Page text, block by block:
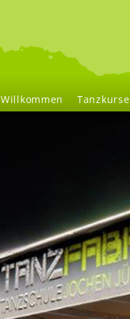
Navigation
überspringen
Willkommen Tanzkurse